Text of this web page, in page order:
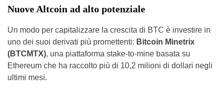
Nuove Altcoin ad alto potenziale
Un modo per capitalizzare la crescita di BTC è investire in
uno dei suoi derivati più promettenti: Bitcoin Minetrix
(BTCMTX), una piattaforma stake-to-mine basata su
Ethereum che ha raccolto più di 10,2 milioni di dollari negli
ultimi mesi.